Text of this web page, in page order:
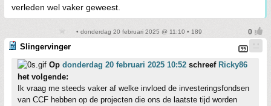
verleden wel vaker geweest.
• donderdag 20 februari 2025 @ 11:10 • 189
Slingervinger
Op donderdag 20 februari 2025 10:52 schreef Ricky86
het volgende:
Ik vraag me steeds vaker af welke invloed de investeringsfondsen
van CCF hebben op de projecten die ons de laatste tijd worden